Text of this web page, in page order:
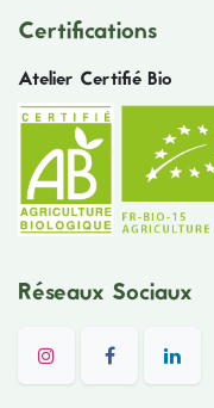
Certifications
Atelier Certifié Bio
Réseaux Sociaux